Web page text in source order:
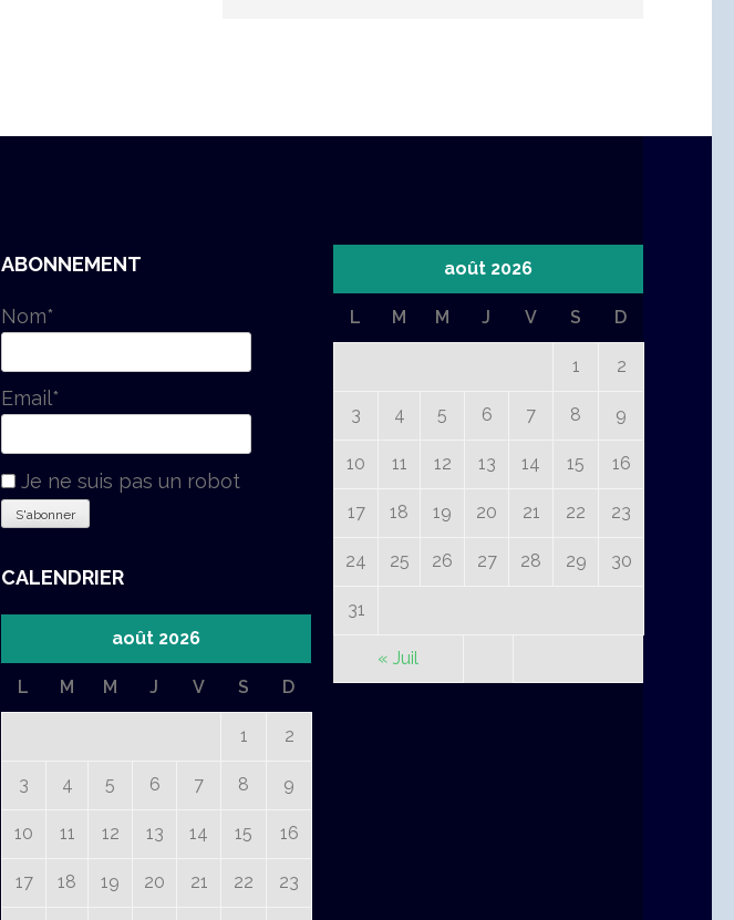
ABONNEMENT
Nom*
Email*
Je ne suis pas un robot
CALENDRIER
août 2026
L M M J V S D
1 2
3 4 5 6 7 8 9
10 11 12 13 14 15 16
17 18 19 20 21 22 23
août 2026
L M M J V S D
1 2
3 4 5 6 7 8 9
10 11 12 13 14 15 16
17 18 19 20 21 22 23
24 25 26 27 28 29 30
31
« Juil